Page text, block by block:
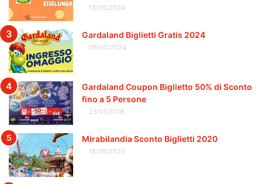
13/05/2024
Gardaland Biglietti Gratis 2024
09/05/2024
Gardaland Coupon Biglietto 50% di Sconto
fino a 5 Persone
23/01/2018
Mirabilandia Sconto Biglietti 2020
18/08/2020